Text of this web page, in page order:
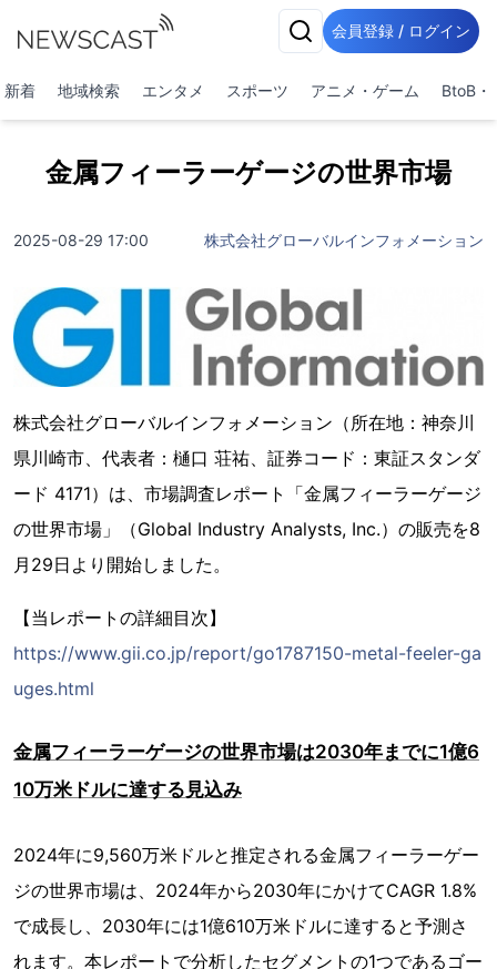
会員登録 / ログイン
新着 地域検索 エンタメ スポーツ アニメ・ゲーム BtoB・
金属フィーラーゲージの世界市場
2025-08-29 17:00 株式会社グローバルインフォメーション
株式会社グローバルインフォメーション（所在地：神奈川
県川崎市、代表者：樋口 荘祐、証券コード：東証スタンダ
ード 4171）は、市場調査レポート「金属フィーラーゲージ
の世界市場」（Global Industry Analysts, Inc.）の販売を8
月29日より開始しました。
【当レポートの詳細目次】
https://www.gii.co.jp/report/go1787150-metal-feeler-ga
uges.html
金属フィーラーゲージの世界市場は2030年までに1億6
10万米ドルに達する見込み
2024年に9,560万米ドルと推定される金属フィーラーゲー
ジの世界市場は、2024年から2030年にかけてCAGR 1.8%
で成長し、2030年には1億610万米ドルに達すると予測さ
れます。本レポートで分析したセグメントの1つであるゴー